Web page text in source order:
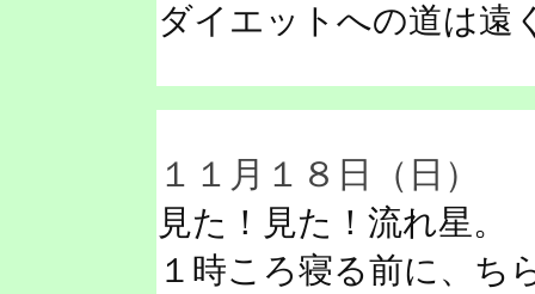
ダイエットへの道は遠
１１月１８日（日）
見た！見た！流れ星。
１時ころ寝る前に、ち